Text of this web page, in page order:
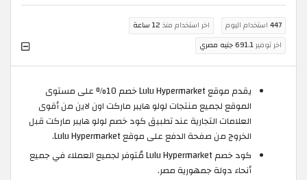
447 استخدام اليوم اخر استخدام منذ 12 ساعة
اخر توفير691.1 جنيه مصري
يقدم موقع Lulu Hypermarket خصم 10% على مستوى
الموقع لجميع منتجات لولو هايبر ماركت اون لاين من أقوى
العلامات التجارية عند تطبيق كود خصم لولو هايبر ماركت قبل
الخروج من صفحة الدفع على موقع Lulu Hypermarket.
كود خصم Lulu Hypermarket مُتوفر لجميع العملاء في جميع
أنحاء دولة جمهورية مصر.